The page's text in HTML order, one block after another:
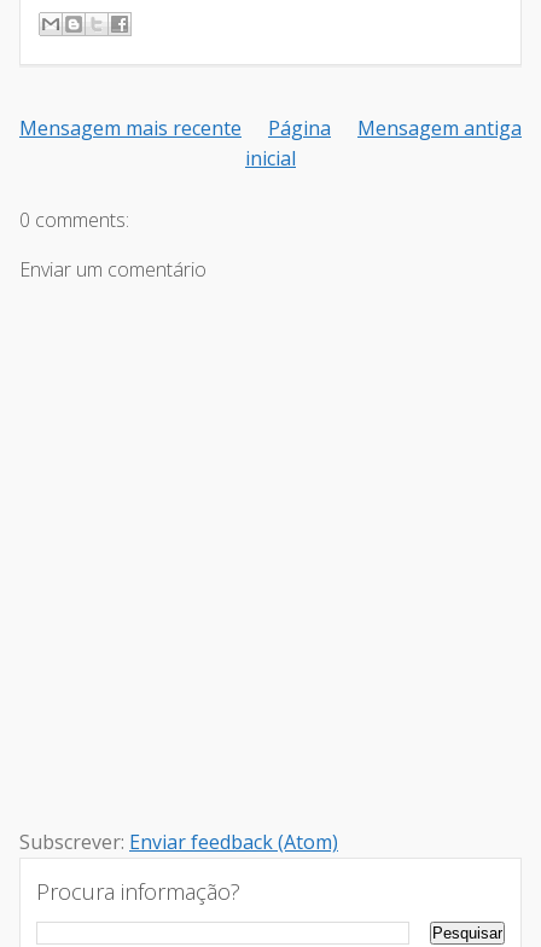
Mensagem mais recente Mensagem antiga
Página
inicial
0 comments:
Enviar um comentário
Subscrever: Enviar feedback (Atom)
Procura informação?